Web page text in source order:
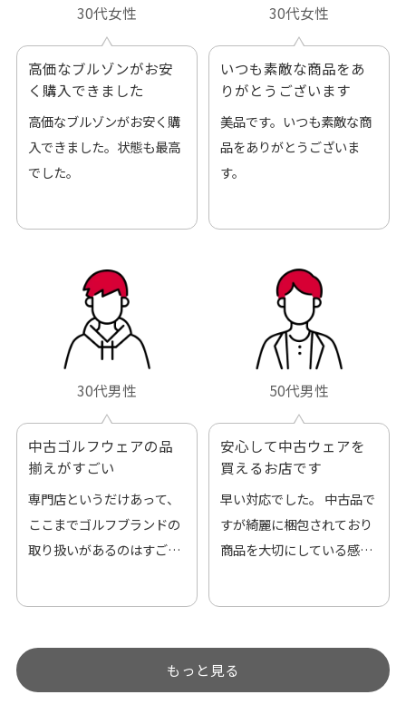
30代女性
高価なブルゾンがお安
く購入できました
高価なブルゾンがお安く購
入できました。状態も最高
でした。
30代女性
いつも素敵な商品をあ
りがとうございます
美品です。いつも素敵な商
品をありがとうございま
す。
30代男性
中古ゴルフウェアの品
揃えがすごい
専門店というだけあって、
ここまでゴルフブランドの
取り扱いがあるのはすご
す。
50代男性
安心して中古ウェアを
買えるお店です
早い対応でした。 中古品で
すが綺麗に梱包されており
商品を大切にしている感が
うぐらい目立つことなく綺
麗な商品でお安く購入でき
もっと見る